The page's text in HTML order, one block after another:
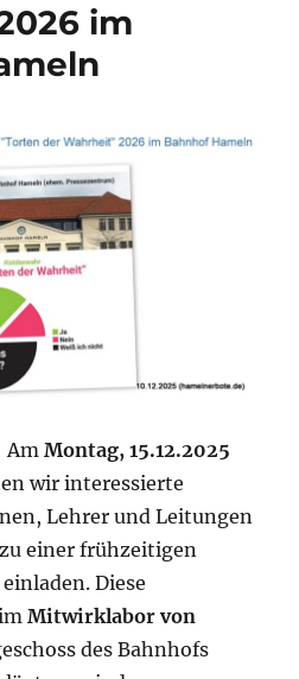
Termine
im
AmMontag, 15.12.2025
wir interessierte
Lehrer und Leitungen
einer frühzeitigen
Diese
Mitwirklabor von
des Bahnhofs